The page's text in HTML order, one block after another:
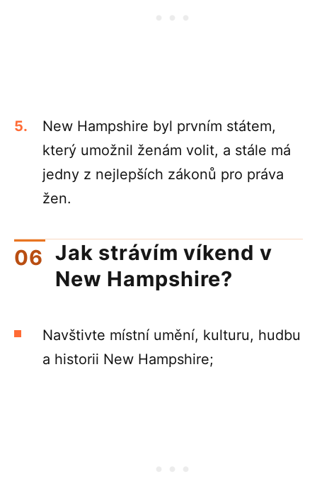
New Hampshire byl prvním státem,
který umožnil ženám volit, a stále má
jedny z nejlepších zákonů pro práva
žen.
Jak strávím víkend v
New Hampshire?
Navštivte místní umění, kulturu, hudbu
a historii New Hampshire;